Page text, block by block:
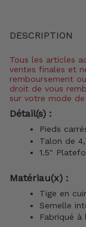
DESCRIPTION
Tous les articles
ventes finales et
remboursement
droit de vous
sur votre mode
Détail(s) :
Pieds
Talon de
1.5"
Matériau(x) :
Tige en cuir
Semelle
Fabriqué à